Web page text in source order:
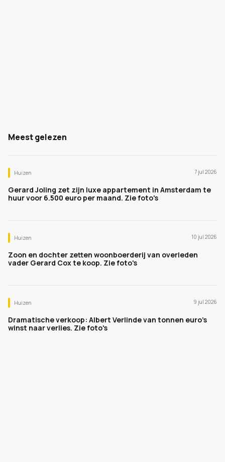
Meest gelezen
Huizen 7 jul 2026
Gerard Joling zet zijn luxe appartement in Amsterdam te
huur voor 6.500 euro per maand. Zie foto's
Huizen 10 jul 2026
Zoon en dochter zetten woonboerderij van overleden
vader Gerard Cox te koop. Zie foto's
Huizen 9 jul 2026
Dramatische verkoop: Albert Verlinde van tonnen euro's
winst naar verlies. Zie foto's